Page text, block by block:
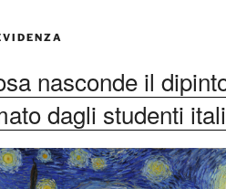
nasconde il
dagli studenti